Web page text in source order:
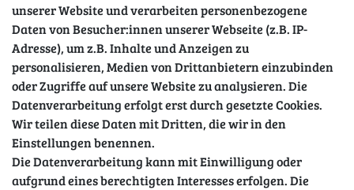
Sicher einkaufen
unserer Website und verarbeiten personenbezogene
Daten von Besucher:innen unserer Webseite (z.B. IP-
Adresse), um z.B. Inhalte und Anzeigen zu
personalisieren, Medien von Drittanbietern einzubinden
oder Zugriffe auf unsere Website zu analysieren. Die
Datenverarbeitung erfolgt erst durch gesetzte Cookies.
Wir teilen diese Daten mit Dritten, die wir in den
Einstellungen benennen.
Die Datenverarbeitung kann mit Einwilligung oder
aufgrund eines berechtigten Interesses erfolgen. Die